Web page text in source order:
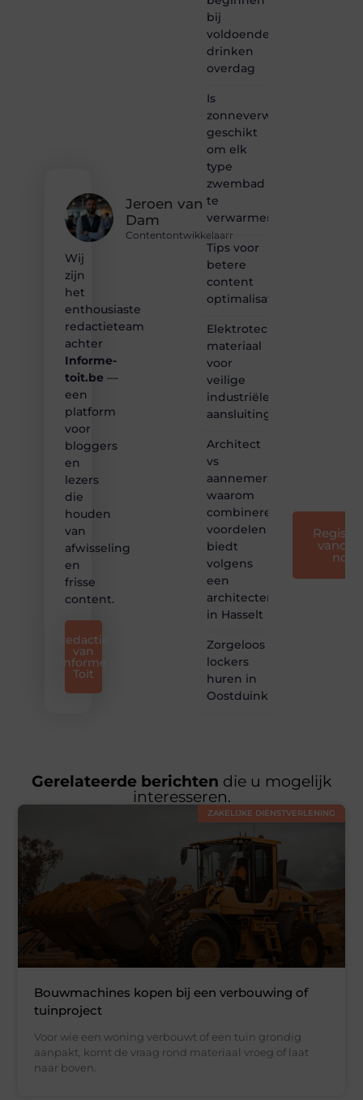
Jeroen van
Dam
Contentontwikkelaarr
Wij
zijn
het
enthousiaste
redactieteam
achter
Informe-
toit.be —
een
platform
voor
bloggers
en
lezers
die
houden
van
afwisseling
en
frisse
content.
Redactie
van
Informe
Toit
bij
voldoende
drinken
overdag
Is
zonneverwarming
geschikt
om elk
type
zwembad
te
verwarmen?
Tips voor
betere
content
optimalisatie
Elektrotechnisch
materiaal
voor
veilige
industriële
aansluitingen
Architect
vs
aannemer:
waarom
combineren
voordelen
biedt
volgens
een
architectenbureau
in Hasselt
Zorgeloos
lockers
huren in
Oostduinkerke
nog
Gerelateerde berichten die u mogelijk
interesseren.
ZAKELIJKE DIENSTVERLENING
Bouwmachines kopen bij een verbouwing of
tuinproject
Voor wie een woning verbouwt of een tuin grondig
aanpakt, komt de vraag rond materiaal vroeg of laat
naar boven.